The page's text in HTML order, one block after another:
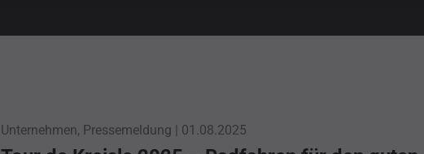
Unternehmen, Pressemeldung | 01.08.2025